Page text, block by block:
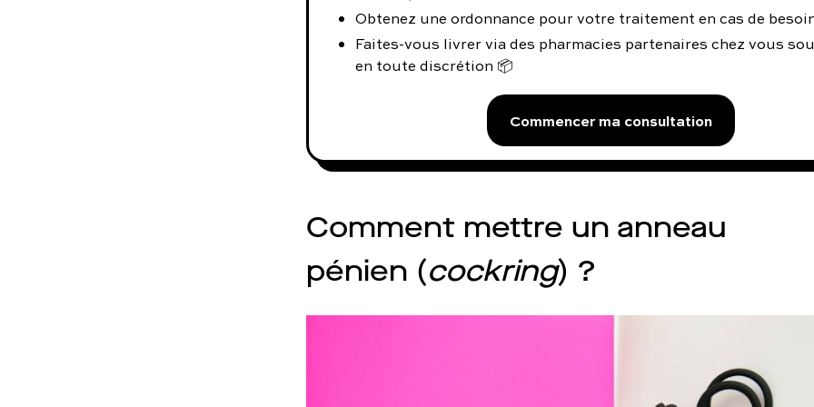
Obtenez une ordonnance pour votre traitement en cas de
Faites-vous livrer via des pharmacies partenaires chez vous
en toute discrétion 📦
Commencer ma consultation
Comment mettre un anneau
pénien (cockring) ?